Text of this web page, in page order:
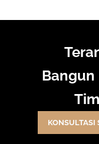
Bangun
KONSULTASI